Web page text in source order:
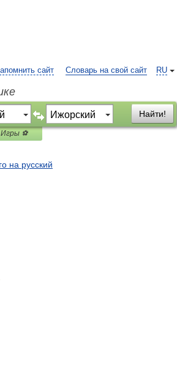
RU
сайт Словарь на свой сайт
Найти!
Игры ⚽
на русский